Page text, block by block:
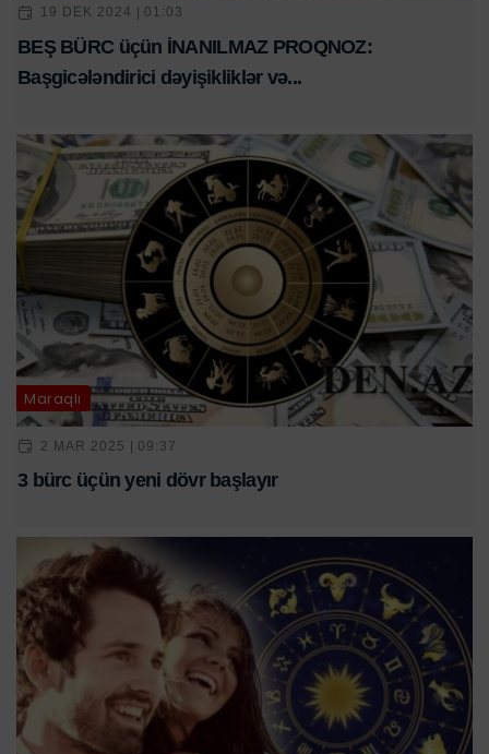
19 DEK 2024 | 01:03
BEŞ BÜRC üçün İNANILMAZ PROQNOZ:
Başgicələndirici dəyişikliklər və...
Maraqlı
2 MAR 2025 | 09:37
3 bürc üçün yeni dövr başlayır